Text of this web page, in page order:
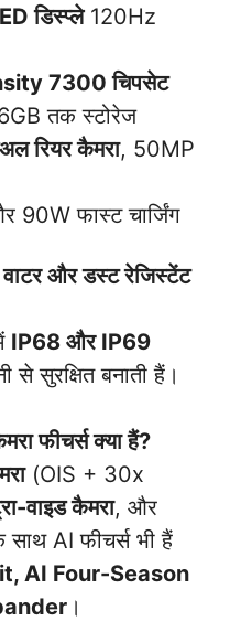
डिस्प्ले120Hz
7300 चिपसेट
तक स्टोरेज
रियर कैमरा, 50MP
90W फास्ट चार्जिंग
और डस्ट रेजिस्टेंट
IP68 और IP69
सुरक्षित बनाती हैं।
फीचर्स क्या हैं?
(OIS + 30x
वाइड कैमरा, और
AI फीचर्स भी हैं
AI Four-Season
।